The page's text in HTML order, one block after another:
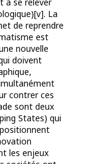
La
de reprendre
est
nouvelle
doivent
contrer ces
sont deux
States) qui
les enjeux